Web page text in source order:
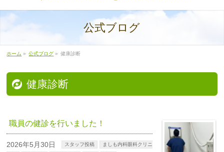
公式ブログ
ホーム » 公式ブログ » 健康診断
健康診断
職員の健診を行いました！
2026年5月30日 スタッフ投稿
ましも内科眼科クリニ